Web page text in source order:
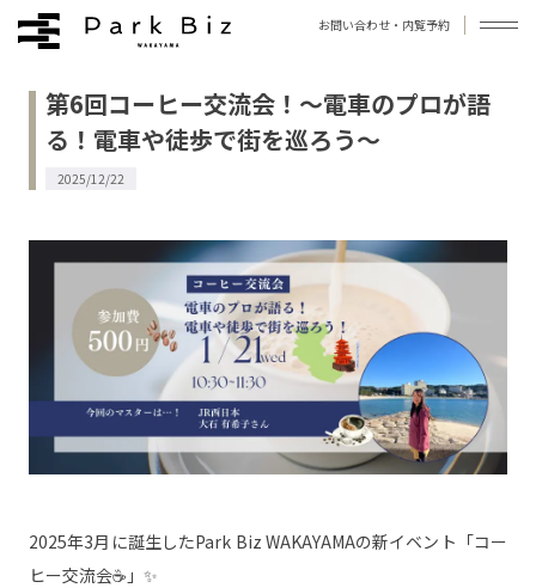
お問い合わせ・内覧予約
拠点について
よくあるご質問
アクセス
お問い合わせ
プライバシーポリシー利用規約運営会社
第6回コーヒー交流会！～電車のプロが語
る！電車や徒歩で街を巡ろう～
2025/12/22
2025年3月に誕生したPark Biz WAKAYAMAの新イベント「コー
ヒー交流会☕」✨